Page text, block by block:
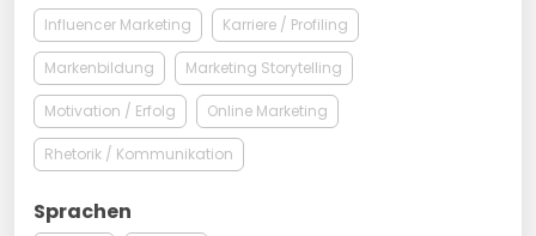
Influencer Marketing Karriere / Profiling
Markenbildung Marketing Storytelling
Motivation / Erfolg Online Marketing
Rhetorik / Kommunikation
Sprachen